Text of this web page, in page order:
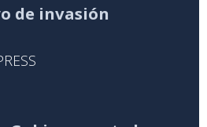
de invasión